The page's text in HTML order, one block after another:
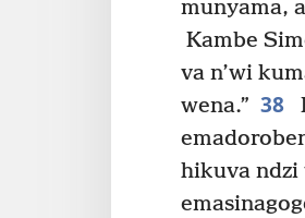
munyama,
Kambe
va n’wi
wena.” 38
hikuva ndzi